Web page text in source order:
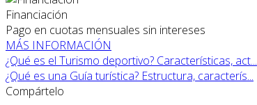
Financiación
Pago en cuotas mensuales sin intereses
MÁS INFORMACIÓN
¿Qué es el Turismo deportivo? Características, act...
¿Qué es una Guía turística? Estructura, caracterís...
Compártelo